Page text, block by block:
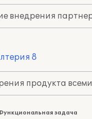
внедрения
8
продукта
задача